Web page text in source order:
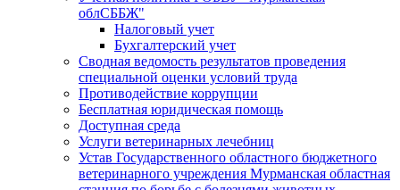
облСББЖ"
Налоговый учет
Бухгалтерский учет
Сводная ведомость результатов проведения
специальной оценки условий труда
Противодействие коррупции
Бесплатная юридическая помощь
Доступная среда
Услуги ветеринарных лечебниц
Устав Государственного областного бюджетного
ветеринарного учреждения Мурманская областная